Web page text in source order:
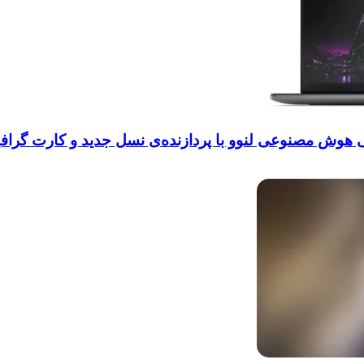
هوش مصنوعی لنوو با پردازنده‌ی نسل جدید و کارت